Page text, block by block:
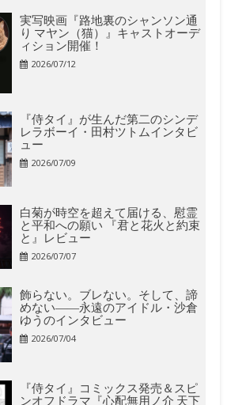
実写映画『路地裏のシャンソン通
り マヤン（猫）』キャストオーデ
ィション開催！
2026/07/12
『侍タイ』が生んだ第二のシンデ
レラボーイ・田村ツトムインタビ
ュー
2026/07/09
白菊が時空を超えて届ける、慰霊
と平和への願い 『君と花火と約束
と』レビュー
2026/07/07
飾らない。ブレない。そして、諦
めない――永遠のアイドル・沙倉
ゆうのインタビュー
2026/07/04
『侍タイ』コミックス発売＆スピ
ンオフドラマ『心配無用ノ介 天下